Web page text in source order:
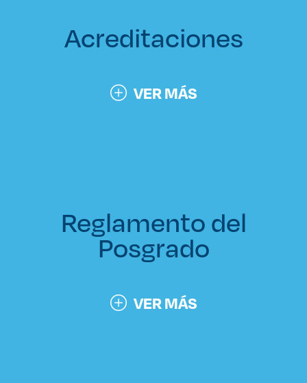
Acreditaciones
VER MÁS
Reglamento del
Posgrado
VER MÁS